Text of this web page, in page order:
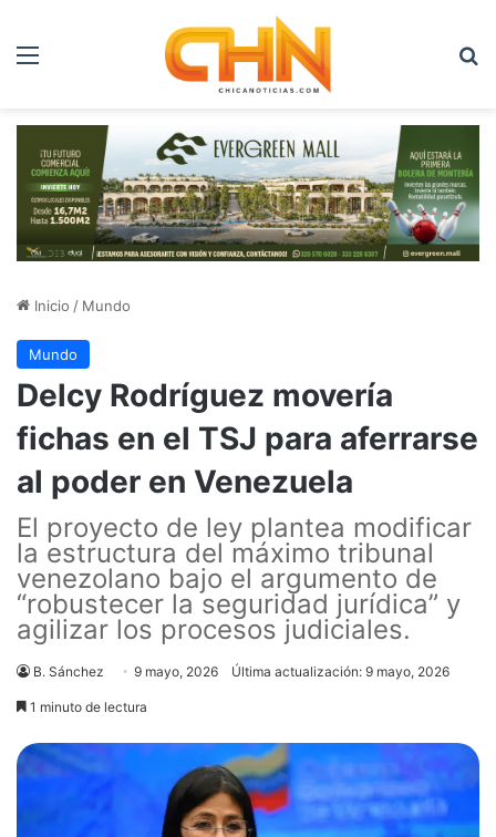
Menú
Inicio / Mundo
Mundo
Delcy Rodríguez movería
fichas en el TSJ para aferrarse
al poder en Venezuela
El proyecto de ley plantea modificar
la estructura del máximo tribunal
venezolano bajo el argumento de
“robustecer la seguridad jurídica” y
agilizar los procesos judiciales.
B. Sánchez 9 mayo, 2026 Última actualización: 9 mayo, 2026
1 minuto de lectura